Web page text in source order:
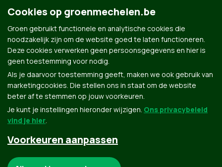
Groen.be
Cookies op groenmechelen.be
Groen gebruikt functionele en analytische cookies die
noodzakelijk zijn om de website goed te laten functioneren.
Deze cookies verwerken geen persoonsgegevens en hier is
geen toestemming voor nodig.
Als je daarvoor toestemming geeft, maken we ook gebruik van
marketingcookies. Die stellen ons in staat om de website
beter af te stemmen op jouw voorkeuren.
Je kunt je instellingen hieronder wijzigen. Ons privacybeleid
vind je hier.
Voorkeuren aanpassen